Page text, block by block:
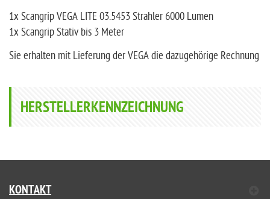
1x Scangrip VEGA LITE 03.5453 Strahler 6000 Lumen
1x Scangrip Stativ bis 3 Meter
Sie erhalten mit Lieferung der VEGA die dazugehörige Rechnung
HERSTELLERKENNZEICHNUNG
KONTAKT